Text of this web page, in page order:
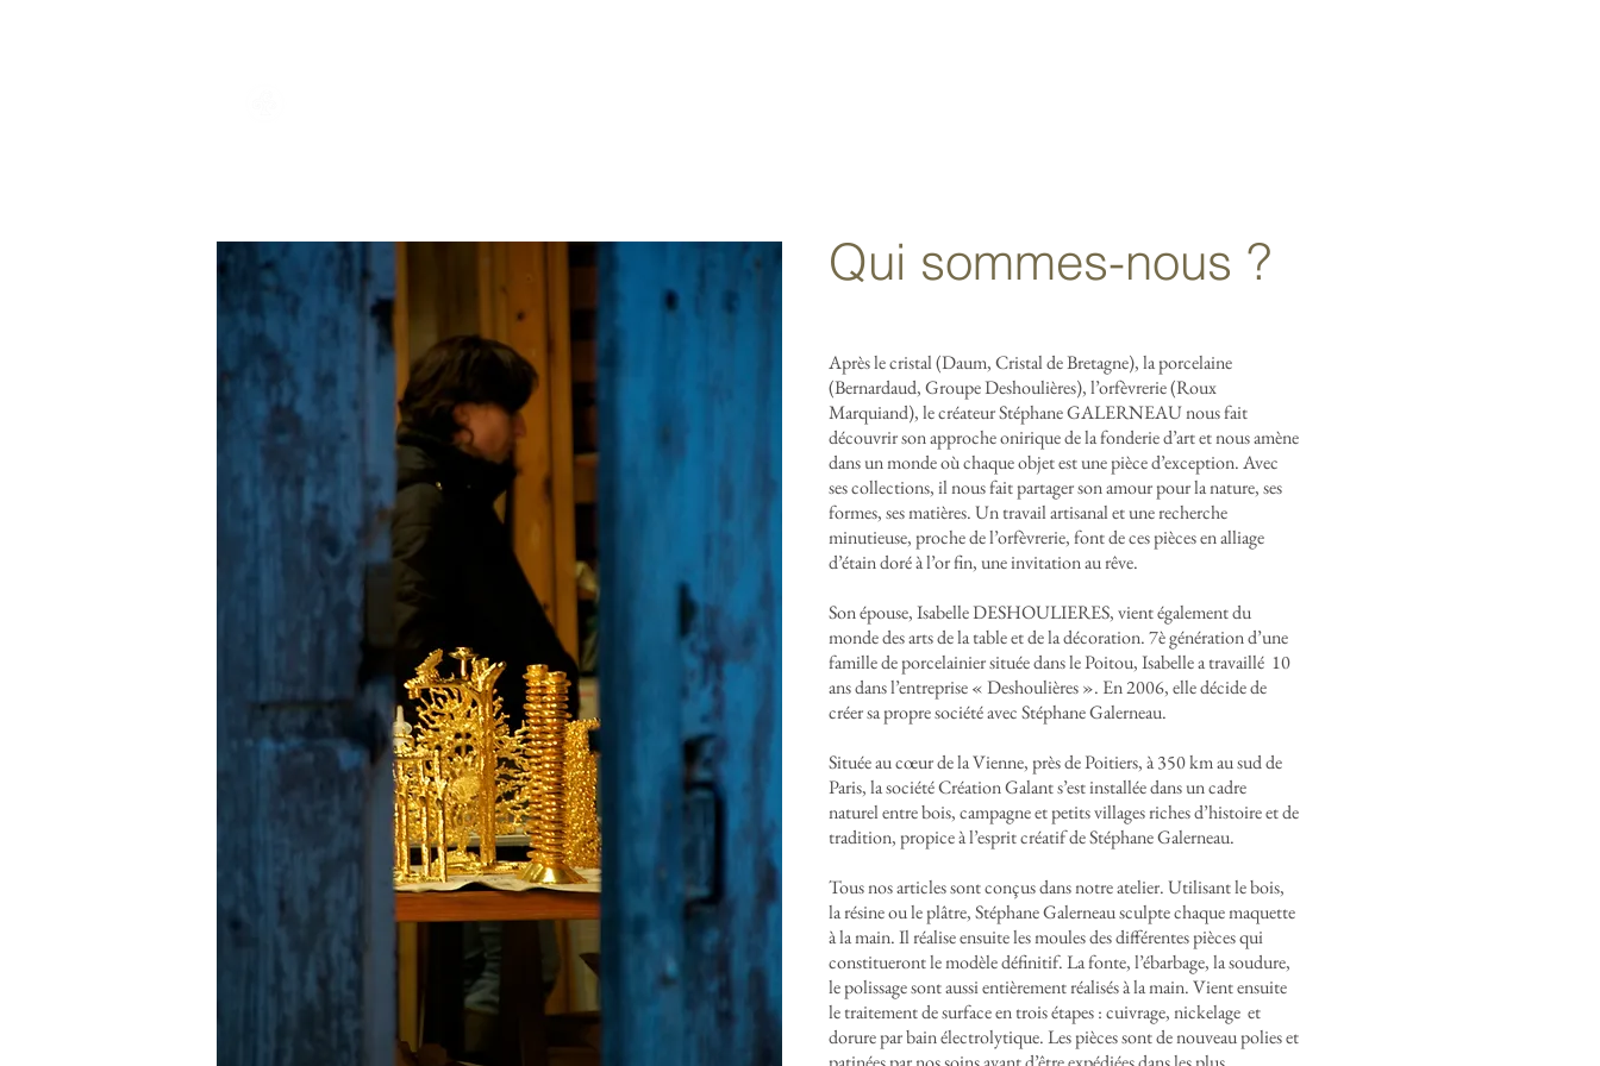
Qui sommes-nous ?
Après le cristal (Daum, Cristal de Bretagne), la porcelaine
(Bernardaud, Groupe Deshoulières), l’orfèvrerie (Roux
Marquiand), le créateur Stéphane GALERNEAU nous fait
découvrir son approche onirique de la fonderie d’art et nous amène
dans un monde où chaque objet est une pièce d’exception. Avec
ses collections, il nous fait partager son amour pour la nature, ses
formes, ses matières. Un travail artisanal et une recherche
minutieuse, proche de l’orfèvrerie, font de ces pièces en alliage
d’étain doré à l’or fin, une invitation au rêve.
Son épouse, Isabelle DESHOULIERES, vient également du
monde des arts de la table et de la décoration. 7è génération d’une
famille de porcelainier située dans le Poitou, Isabelle a travaillé 10
ans dans l’entreprise « Deshoulières ». En 2006, elle décide de
créer sa propre société avec Stéphane Galerneau.
Située au cœur de la Vienne, près de Poitiers, à 350 km au sud de
Paris, la société Création Galant s’est installée dans un cadre
naturel entre bois, campagne et petits villages riches d’histoire et de
tradition, propice à l’esprit créatif de Stéphane Galerneau.
Tous nos articles sont conçus dans notre atelier. Utilisant le bois,
la résine ou le plâtre, Stéphane Galerneau sculpte chaque maquette
à la main. Il réalise ensuite les moules des différentes pièces qui
constitueront le modèle définitif. La fonte, l’ébarbage, la soudure,
le polissage sont aussi entièrement réalisés à la main. Vient ensuite
le traitement de surface en trois étapes : cuivrage, nickelage et
dorure par bain électrolytique. Les pièces sont de nouveau polies et